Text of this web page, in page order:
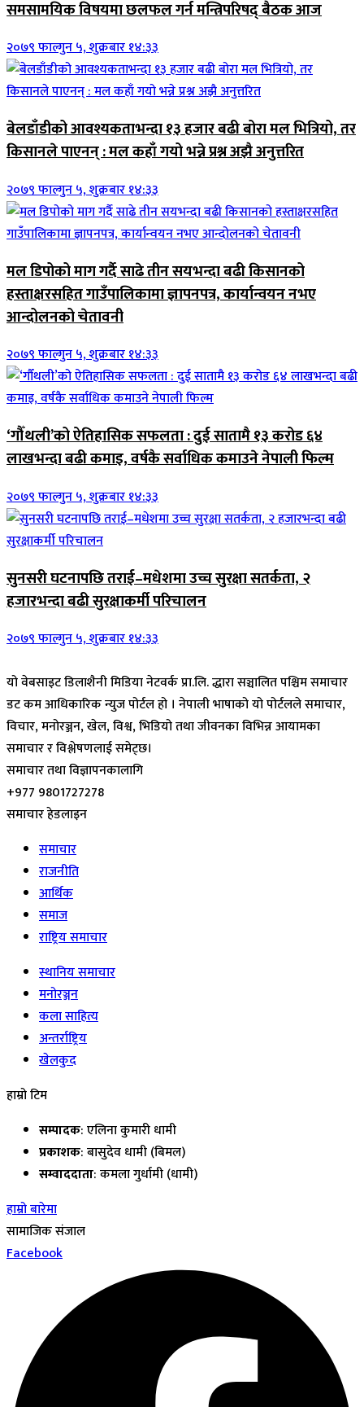
समसामयिक विषयमा छलफल गर्न मन्त्रिपरिषद् बैठक आज
२०७९ फाल्गुन ५, शुक्रबार १४:३३
बेलडाँडीको आवश्यकताभन्दा १३ हजार बढी बोरा मल भित्रियो, तर
किसानले पाएनन् : मल कहाँ गयो भन्ने प्रश्न अझै अनुत्तरित
२०७९ फाल्गुन ५, शुक्रबार १४:३३
मल डिपोको माग गर्दै साढे तीन सयभन्दा बढी किसानको
हस्ताक्षरसहित गाउँपालिकामा ज्ञापनपत्र, कार्यान्वयन नभए
आन्दोलनको चेतावनी
२०७९ फाल्गुन ५, शुक्रबार १४:३३
‘गौँथली’को ऐतिहासिक सफलता : दुई सातामै १३ करोड ६४
लाखभन्दा बढी कमाइ, वर्षकै सर्वाधिक कमाउने नेपाली फिल्म
२०७९ फाल्गुन ५, शुक्रबार १४:३३
सुनसरी घटनापछि तराई–मधेशमा उच्च सुरक्षा सतर्कता, २
हजारभन्दा बढी सुरक्षाकर्मी परिचालन
२०७९ फाल्गुन ५, शुक्रबार १४:३३
यो वेबसाइट डिलाशैनी मिडिया नेटवर्क प्रा.लि. द्धारा सञ्चालित पश्चिम समाचार
डट कम आधिकारिक न्युज पोर्टल हो । नेपाली भाषाको यो पोर्टलले समाचार,
विचार, मनोरञ्जन, खेल, विश्व, भिडियो तथा जीवनका विभिन्न आयामका
समाचार र विश्लेषणलाई समेट्छ।
समाचार तथा विज्ञापनकालागि
+977 9801727278
समाचार हेडलाइन
समाचार
राजनीति
आर्थिक
समाज
राष्ट्रिय समाचार
स्थानिय समाचार
मनोरञ्जन
कला साहित्य
अन्तर्राष्ट्रिय
खेलकुद
हाम्रो टिम
सम्पादक: एलिना कुमारी धामी
प्रकाशक: बासुदेव धामी (बिमल)
सम्वाददाता: कमला गुर्धामी (धामी)
हाम्रो बारेमा
सामाजिक संजाल
Facebook